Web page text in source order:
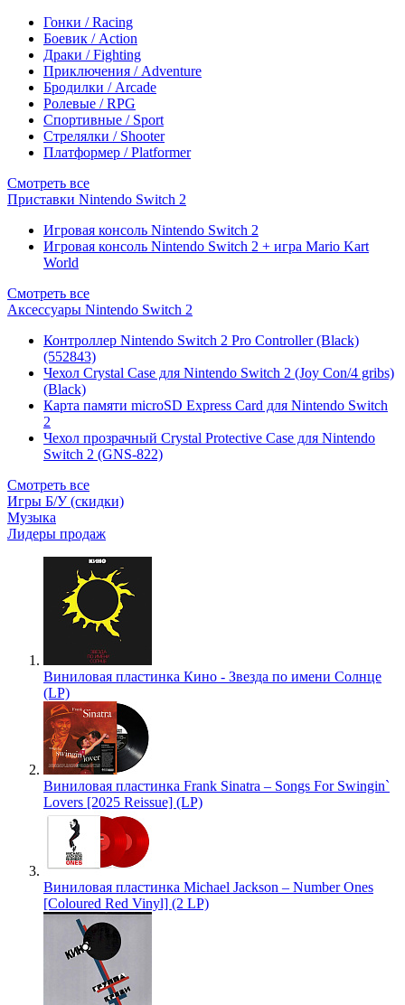
Гонки / Racing
Боевик / Action
Драки / Fighting
Приключения / Adventure
Бродилки / Arcade
Ролевые / RPG
Спортивные / Sport
Стрелялки / Shooter
Платформер / Platformer
Смотреть все
Приставки Nintendo Switch 2
Игровая консоль Nintendo Switch 2
Игровая консоль Nintendo Switch 2 + игра Mario Kart
World
Смотреть все
Аксессуары Nintendo Switch 2
Контроллер Nintendo Switch 2 Pro Controller (Black)
(552843)
Чехол Сrystal Сase для Nintendo Switch 2 (Joy Con/4 gribs)
(Black)
Карта памяти microSD Express Card для Nintendo Switch
2
Чехол прозрачный Crystal Protective Case для Nintendo
Switch 2 (GNS-822)
Смотреть все
Игры Б/У (скидки)
Музыка
Лидеры продаж
Виниловая пластинка Кино - Звезда по имени Солнце
(LP)
Виниловая пластинка Frank Sinatra – Songs For Swingin`
Lovers [2025 Reissue] (LP)
Виниловая пластинка Michael Jackson – Number Ones
[Coloured Red Vinyl] (2 LP)